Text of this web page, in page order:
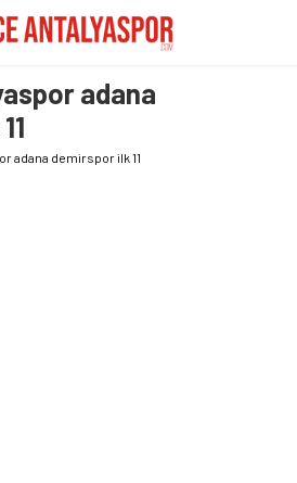
adana
adana demirspor ilk 11